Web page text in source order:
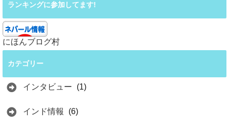
ランキングに参加してます!
にほんブログ村
カテゴリー
インタビュー (1)
インド情報 (6)